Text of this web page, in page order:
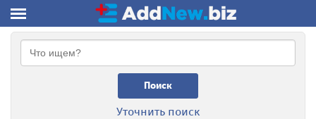
Поиск
Уточнить поиск